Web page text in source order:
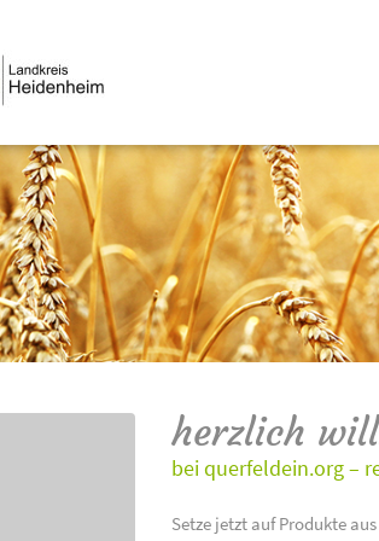
herzlich
bei querfeldein.org –
Setze jetzt auf Produkte